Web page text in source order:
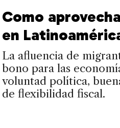
Como
en
La afluencia de
bono para las
voluntad política,
de flexibilidad fiscal.